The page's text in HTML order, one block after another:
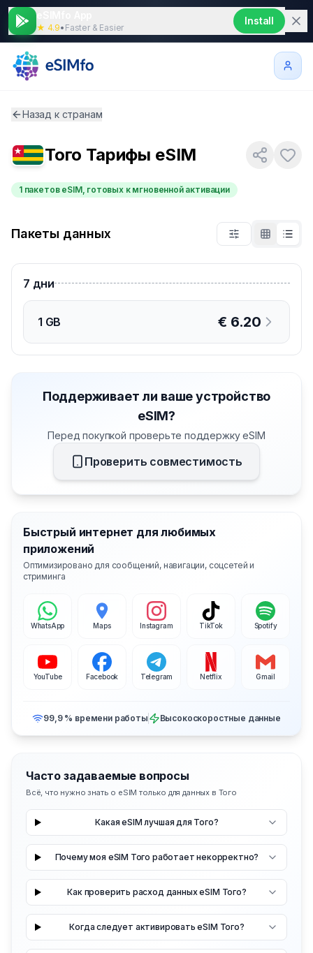
★ 4.9• Faster & Easier
Install
Назад к странам
Того Тарифы eSIM
1 пакетов eSIM, готовых к мгновенной активации
Пакеты данных
7 дни
1 GB € 6.20
Поддерживает ли ваше устройство
eSIM?
Перед покупкой проверьте поддержку eSIM
Проверить совместимость
Быстрый интернет для любимых
приложений
Оптимизировано для сообщений, навигации, соцсетей и
стриминга
WhatsApp Maps Instagram TikTok Spotify
YouTube Facebook Telegram Netflix Gmail
99,9 % времени работы Высокоскоростные данные
Часто задаваемые вопросы
Всё, что нужно знать о eSIM только для данных в Того
Какая eSIM лучшая для Того?
Почему моя eSIM Того работает некорректно?
Как проверить расход данных eSIM Того?
Когда следует активировать eSIM Того?